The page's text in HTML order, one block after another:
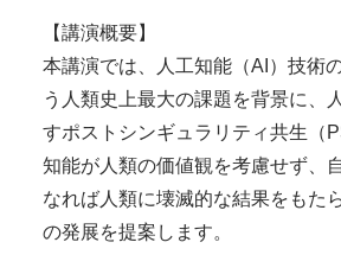
【講演概要】
本講演では、人工知能（AI）技術
う人類史上最大の課題を背景に、
すポストシンギュラリティ共生（
知能が人類の価値観を考慮せず、
なれば人類に壊滅的な結果をもた
の発展を提案します。